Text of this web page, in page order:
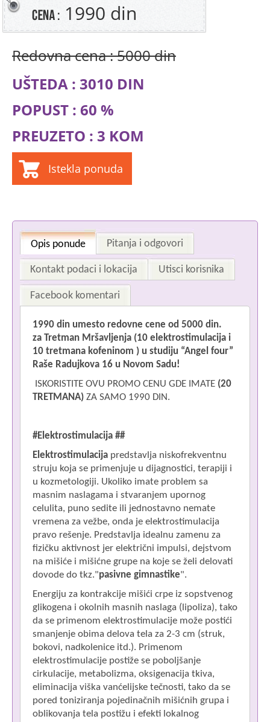
1990 din
Redovna cena : 5000 din
UŠTEDA : 3010 DIN
POPUST : 60 %
PREUZETO : 3 KOM
Istekla ponuda
Opis ponude Pitanja i odgovori
Kontakt podaci i lokacija Utisci korisnika
Facebook komentari
1990 din umesto redovne cene od 5000 din.
za Tretman Mršavljenja (10 elektrostimulacija i
10 tretmana kofeninom ) u studiju “Angel four”
Raše Radujkova 16 u Novom Sadu!
ISKORISTITE OVU PROMO CENU GDE IMATE (20
TRETMANA) ZA SAMO 1990 DIN.
#Elektrostimulacija ##
Elektrostimulacija predstavlja niskofrekventnu
struju koja se primenjuje u dijagnostici, terapiji i
u kozmetologiji. Ukoliko imate problem sa
masnim naslagama i stvaranjem upornog
celulita, puno sedite ili jednostavno nemate
vremena za vežbe, onda je elektrostimulacija
pravo rešenje. Predstavlja idealnu zamenu za
fizičku aktivnost jer električni impulsi, dejstvom
na mišiće i mišićne grupe na koje se želi delovati
dovode do tkz."pasivne gimnastike".
Energiju za kontrakcije mišići crpe iz sopstvenog
glikogena i okolnih masnih naslaga (lipoliza), tako
da se primenom elektrostimulacije može postići
smanjenje obima delova tela za 2-3 cm (struk,
bokovi, nadkolenice itd.). Primenom
elektrostimulacije postiže se poboljšanje
cirkulacije, metabolizma, oksigenacija tkiva,
eliminacija viška vanćelijske tečnosti, tako da se
pored toniziranja pojedinačnih mišićnih grupa i
oblikovanja tela postižu i efekti lokalnog